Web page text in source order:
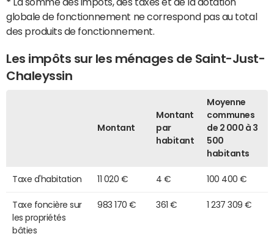
globale de fonctionnement ne correspond pas au total
des produits de fonctionnement.
Les impôts sur les ménages de Saint-Just-
Chaleyssin
Montant
Montant
par
habitant
Moyenne
communes
de 2 000 à 3
500
habitants
Taxe d'habitation 11 020 € 4 € 100 400 €
Taxe foncière sur
les propriétés
bâties
983 170 € 361 € 1 237 309 €